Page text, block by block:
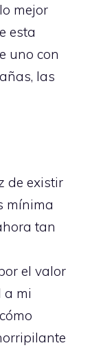
mejor
esta
uno con
las
de existir
mínima
tan
el valor
a mi